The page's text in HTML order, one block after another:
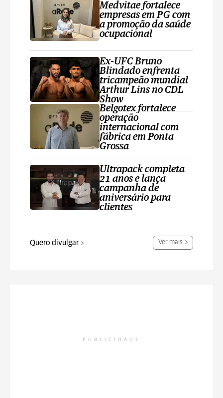
Medvitae fortalece
empresas em PG com
a promoção da saúde
ocupacional
Ex-UFC Bruno
Blindado enfrenta
tricampeão mundial
Arthur Lins no CDL
Show
Belgotex fortalece
operação
internacional com
fábrica em Ponta
Grossa
Ultrapack completa
21 anos e lança
campanha de
aniversário para
clientes
Quero divulgar Ver mais
PUBLICIDADE